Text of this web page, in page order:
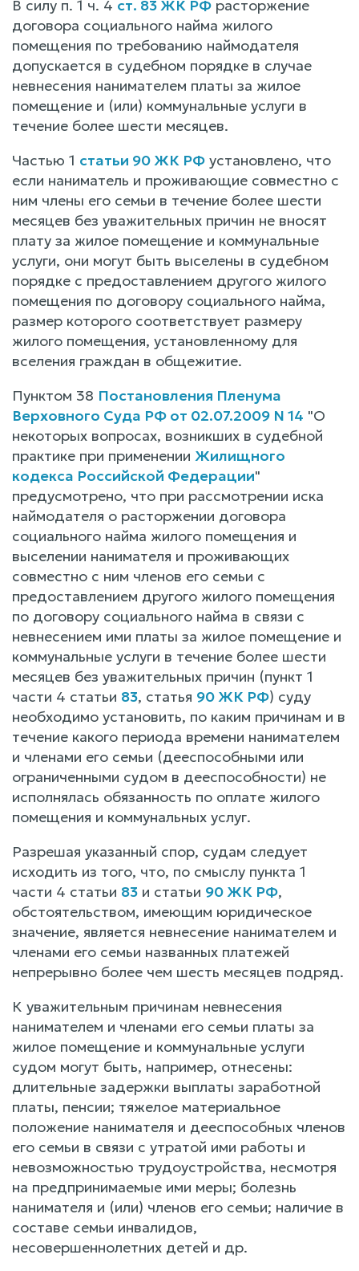
В силу п. 1 ч. 4 ст. 83 ЖК РФ расторжение
договора социального найма жилого
помещения по требованию наймодателя
допускается в судебном порядке в случае
невнесения нанимателем платы за жилое
помещение и (или) коммунальные услуги в
течение более шести месяцев.
Частью 1 статьи 90 ЖК РФ установлено, что
если наниматель и проживающие совместно с
ним члены его семьи в течение более шести
месяцев без уважительных причин не вносят
плату за жилое помещение и коммунальные
услуги, они могут быть выселены в судебном
порядке с предоставлением другого жилого
помещения по договору социального найма,
размер которого соответствует размеру
жилого помещения, установленному для
вселения граждан в общежитие.
Пунктом 38 Постановления Пленума
Верховного Суда РФ от 02.07.2009 N 14 "О
некоторых вопросах, возникших в судебной
практике при применении Жилищного
кодекса Российской Федерации"
предусмотрено, что при рассмотрении иска
наймодателя о расторжении договора
социального найма жилого помещения и
выселении нанимателя и проживающих
совместно с ним членов его семьи с
предоставлением другого жилого помещения
по договору социального найма в связи с
невнесением ими платы за жилое помещение и
коммунальные услуги в течение более шести
месяцев без уважительных причин (пункт 1
части 4 статьи 83, статья 90 ЖК РФ) суду
необходимо установить, по каким причинам и в
течение какого периода времени нанимателем
и членами его семьи (дееспособными или
ограниченными судом в дееспособности) не
исполнялась обязанность по оплате жилого
помещения и коммунальных услуг.
Разрешая указанный спор, судам следует
исходить из того, что, по смыслу пункта 1
части 4 статьи 83 и статьи 90 ЖК РФ,
обстоятельством, имеющим юридическое
значение, является невнесение нанимателем и
членами его семьи названных платежей
непрерывно более чем шесть месяцев подряд.
К уважительным причинам невнесения
нанимателем и членами его семьи платы за
жилое помещение и коммунальные услуги
судом могут быть, например, отнесены:
длительные задержки выплаты заработной
платы, пенсии; тяжелое материальное
положение нанимателя и дееспособных членов
его семьи в связи с утратой ими работы и
невозможностью трудоустройства, несмотря
на предпринимаемые ими меры; болезнь
нанимателя и (или) членов его семьи; наличие в
составе семьи инвалидов,
несовершеннолетних детей и др.